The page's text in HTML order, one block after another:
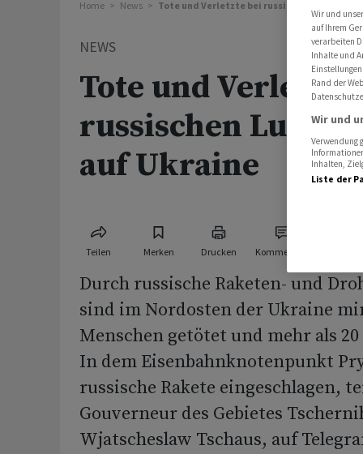
Home News Tote und Verletzte bei russischen
NEWS
Tote und Verletzte
russischen
auf Ukraine
Teilen Merken Drucken Kommentare
Durch russische Raketen- und
sind im Nordosten der Ukraine
Menschen getötet und mehr als
In dem Eisenbahnknotenpunkt
russische Rakete eingeschlagen,
Gouverneur des Gebietes
Wjatscheslaw Tschaus, auf
Wir und
auf Ihrem
verarbeiten
Inhalte und
Rand der
Wir und
Verwendung
Inhalten,
Liste der